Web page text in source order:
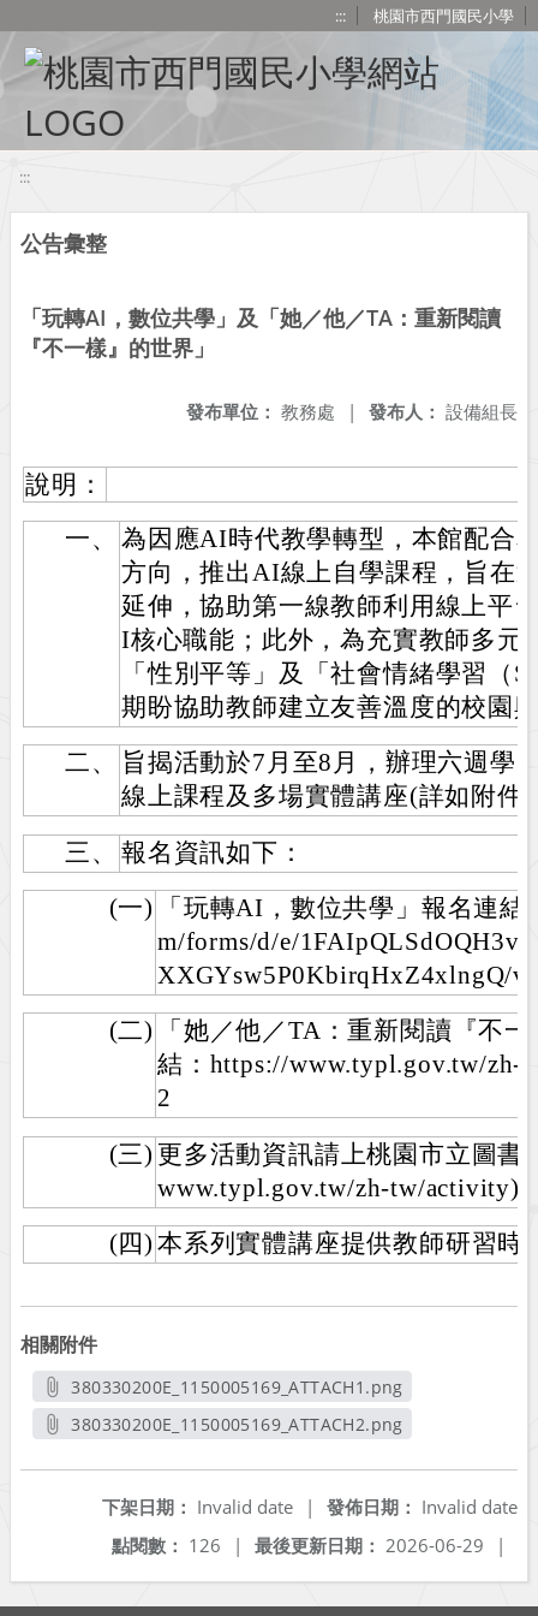
::: 桃園市西門國民小學
:::
公告彙整
「玩轉AI，數位共學」及「她／他／TA：重新閱讀
『不一樣』的世界」
發布人： 設備組長
發布單位： 教務處 |
說明：
一、
為因應AI時代教學轉型，本館配合
方向，推出AI線上自學課程，旨在
延伸，協助第一線教師利用線上平
I核心職能；此外，為充實教師多元
「性別平等」及「社會情緒學習（
期盼協助教師建立友善溫度的校園
二、
旨揭活動於7月至8月，辦理六週學
線上課程及多場實體講座(詳如附件)
三、
報名資訊如下：
(一)
「玩轉AI，數位共學」報名連結
m/forms/d/e/
XXGYsw5P0KbirqHxZ4xlngQ/
(二)
「她／他／TA：重新閱讀『不
結：https://www.typl.gov.tw/zh-
2
(三) 更多活動資訊請上桃園市立圖書
www.typl.gov.tw/zh-tw/activity)
(四) 本系列實體講座提供教師研習時
相關附件
380330200E_1150005169_ATTACH1.png
另開新視窗
380330200E_1150005169_ATTACH2.png
發佈日期： Invalid date
下架日期： Invalid date
|
最後更新日期： 2026-06-29 |
點閱數： 126 |